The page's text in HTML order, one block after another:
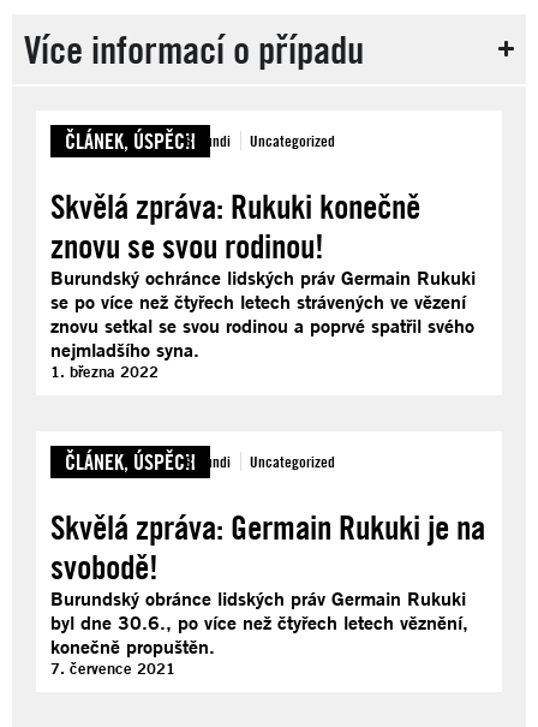
Více informací o případu
ČLÁNEK, ÚSPĚCHBurundi Uncategorized
Skvělá zpráva: Rukuki konečně
znovu se svou rodinou!
Burundský ochránce lidských práv Germain Rukuki
se po více než čtyřech letech strávených ve vězení
znovu setkal se svou rodinou a poprvé spatřil svého
nejmladšího syna.
1. března 2022
ČLÁNEK, ÚSPĚCHBurundi Uncategorized
Skvělá zpráva: Germain Rukuki je na
svobodě!
Burundský obránce lidských práv Germain Rukuki
byl dne 30.6., po více než čtyřech letech věznění,
konečně propuštěn.
7. července 2021